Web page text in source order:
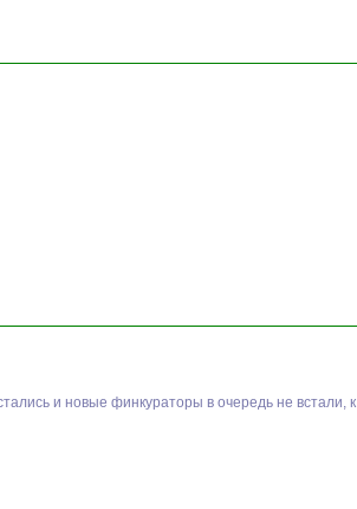
и новые финкураторы в очередь не встали, к